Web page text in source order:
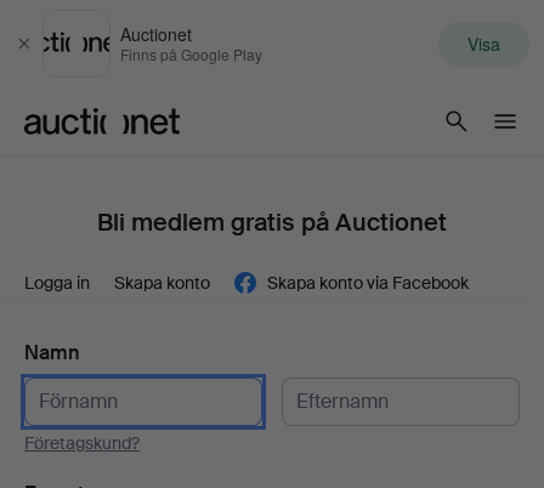
Stäng
Auctionet
Finns på Google Play Visa
Bli medlem gratis på Auctionet
Logga in Skapa konto Skapa konto via Facebook
Namn
Företagskund?